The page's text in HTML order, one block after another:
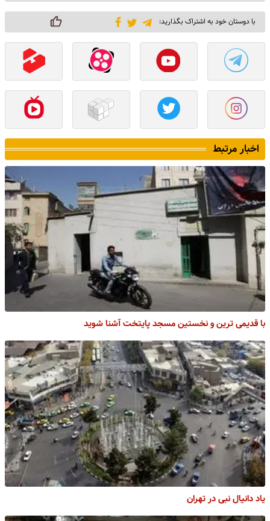
با دوستان خود به اشتراک بگذارید:
اخبار مرتبط
با قدیمی ترین و نخستین مسجد پایتخت آشنا شوید
یاد دانیال نبی در تهران